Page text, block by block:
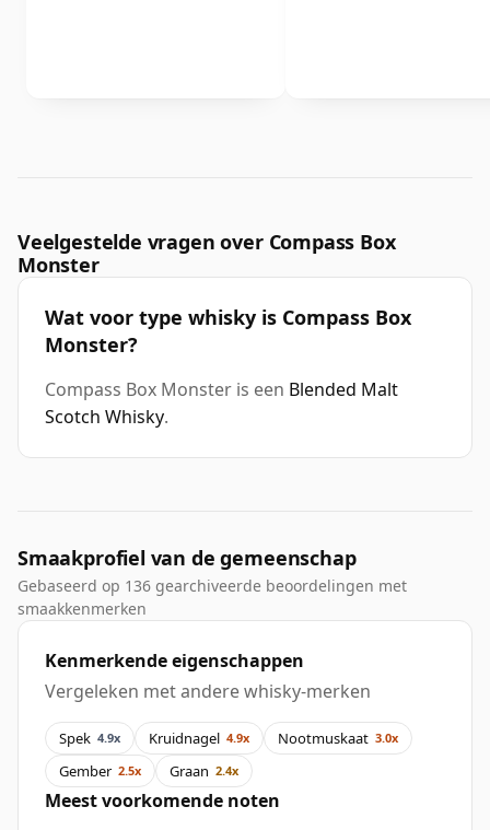
Veelgestelde vragen over Compass Box
Monster
Wat voor type whisky is Compass Box
Monster?
Compass Box Monster is een Blended Malt
Scotch Whisky.
Smaakprofiel van de gemeenschap
Gebaseerd op 136 gearchiveerde beoordelingen met
smaakkenmerken
Kenmerkende eigenschappen
Vergeleken met andere whisky-merken
Spek 4.9x Kruidnagel 4.9x Nootmuskaat 3.0x
Gember 2.5x Graan 2.4x
Meest voorkomende noten